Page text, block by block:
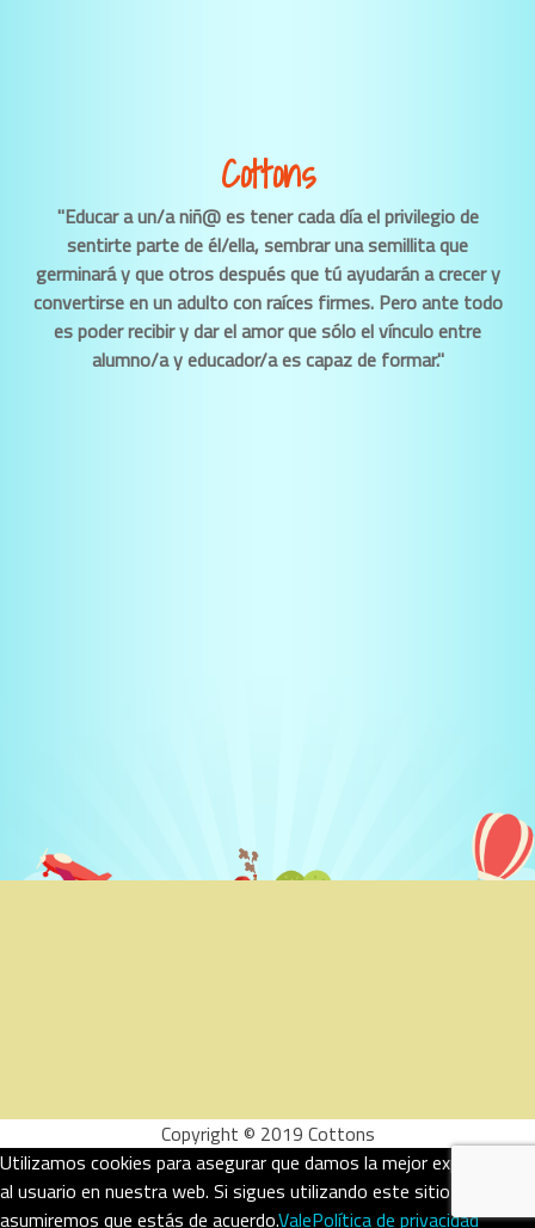
Cottons
"Educar a un/a niñ@ es tener cada día el privilegio de
sentirte parte de él/ella, sembrar una semillita que
germinará y que otros después que tú ayudarán a crecer y
convertirse en un adulto con raíces firmes. Pero ante todo
es poder recibir y dar el amor que sólo el vínculo entre
alumno/a y educador/a es capaz de formar."
Copyright © 2019 Cottons
Utilizamos cookies para asegurar que damos la mejor experiencia
al usuario en nuestra web. Si sigues utilizando este sitio
asumiremos que estás de acuerdo.ValePolítica de privacidad